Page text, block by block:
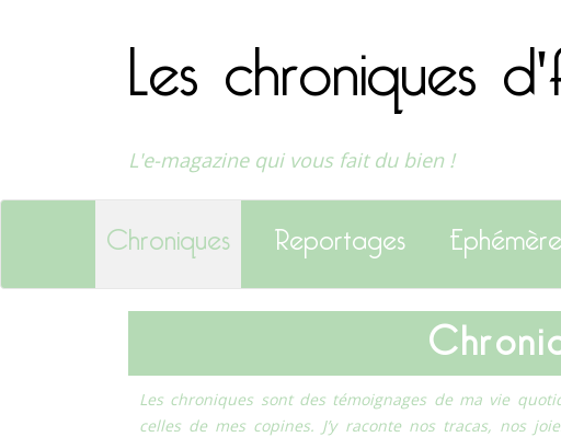
Les chroniques
L'e-magazine qui vous fait du bien !
Chroniques Reportages
Les chroniques sont des témoignages de ma vie
celles de mes copines. J’y raconte nos tracas, nos